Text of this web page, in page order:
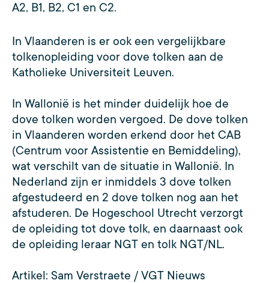
A2, B1, B2, C1 en C2.
In Vlaanderen is er ook een vergelijkbare
tolkenopleiding voor dove tolken aan de
Katholieke Universiteit Leuven.
In Wallonië is het minder duidelijk hoe de
dove tolken worden vergoed. De dove tolken
in Vlaanderen worden erkend door het CAB
(Centrum voor Assistentie en Bemiddeling),
wat verschilt van de situatie in Wallonië. In
Nederland zijn er inmiddels 3 dove tolken
afgestudeerd en 2 dove tolken nog aan het
afstuderen. De Hogeschool Utrecht verzorgt
de opleiding tot dove tolk, en daarnaast ook
de opleiding leraar NGT en tolk NGT/NL.
Artikel: Sam Verstraete / VGT Nieuws